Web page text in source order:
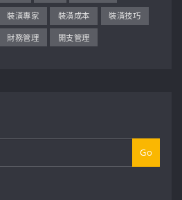
裝潢專家 裝潢成本 裝潢技巧
財務管理 開支管理
Go